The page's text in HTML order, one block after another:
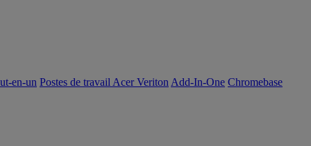
en-un Postes de travail Acer Veriton Add-In-One Chromebase